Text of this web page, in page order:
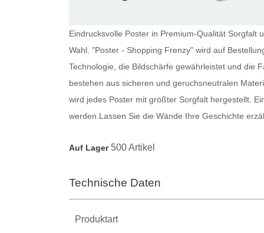
Eindrucksvolle Poster in Premium-Qualität Sorgfalt
Wahl. "Poster - Shopping Frenzy" wird auf
Technologie, die Bildschärfe gewährleistet und die
bestehen aus sicheren und geruchsneutralen
wird jedes Poster mit größter Sorgfalt hergestellt.
werden. Lassen Sie die Wände Ihre Geschichte
Auf Lager 500 Artikel
Technische Daten
Produktart